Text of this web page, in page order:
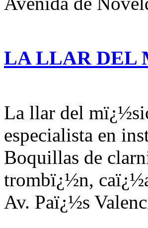
LA LLAR DEL
La llar del
especialista en
Boquillas de
trombï¿½n,
Av. Paï¿½s